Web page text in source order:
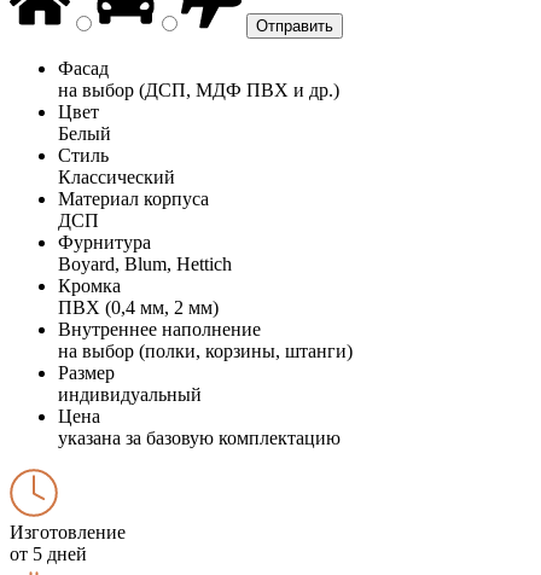
Фасад
на выбор (ДСП, МДФ ПВХ и др.)
Цвет
Белый
Стиль
Классический
Материал корпуса
ДСП
Фурнитура
Boyard, Blum, Hettich
Кромка
ПВХ (0,4 мм, 2 мм)
Внутреннее наполнение
на выбор (полки, корзины, штанги)
Размер
индивидуальный
Цена
указана за базовую комплектацию
Изготовление
от 5 дней